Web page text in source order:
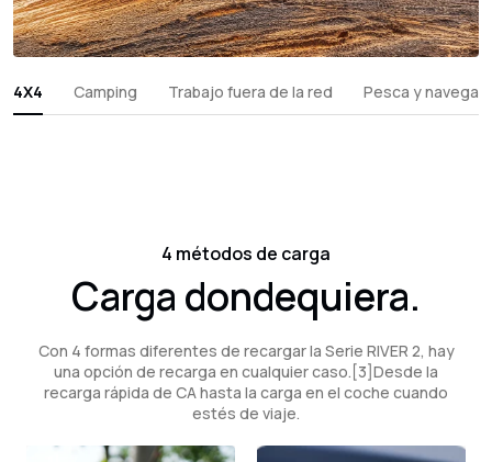
4X4 Camping Trabajo fuera de la red Pesca y
4 métodos de carga
Carga dondequiera.
Con 4 formas diferentes de recargar la Serie RIVER 2, hay
una opción de recarga en cualquier caso.[3]Desde la
recarga rápida de CA hasta la carga en el coche cuando
estés de viaje.